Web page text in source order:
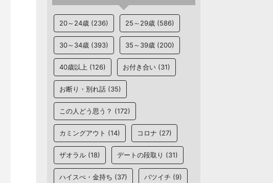
20～24歳 (236) 25～29歳 (586)
30～34歳 (393) 35～39歳 (200)
40歳以上 (126) お付き合い (31)
お断り・別れ話 (35)
この人どう思う？ (172)
カミングアウト (14) コロナ (27)
ザオラル (18) デートの段取り (31)
ハイスぺ・金持ち (37) バツイチ (9)